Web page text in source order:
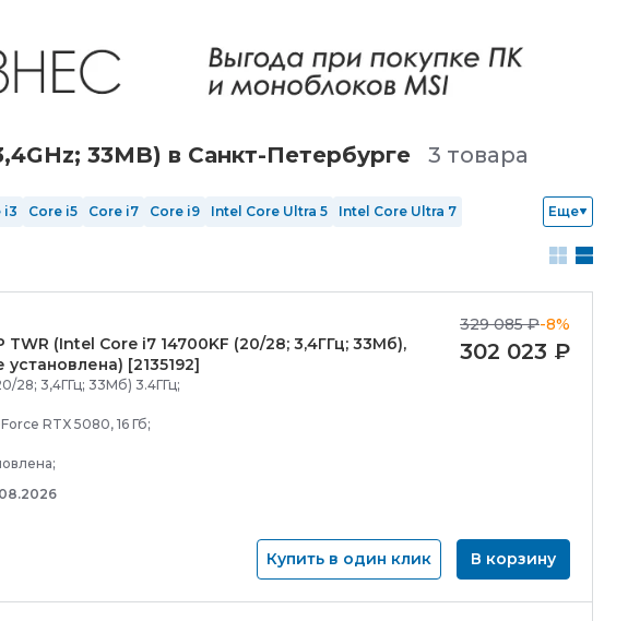
33MB) в Санкт-Петербургe 3 товара
i3 Core i5 Core i7 Core i9 Intel Core Ultra 5
Intel Core Ultra 7
Еще
(Intel Core i7 14700KF (20/28; 3,4ГГц; 33Мб),
установлена) [2135192]
28; 3,4ГГц; 33Мб) 3.4ГГц;
RTX 5080, 16 Гб;
329 085₽-8%
302 023 ₽
Купить в один клик В корзину